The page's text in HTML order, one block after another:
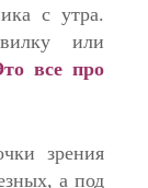
с утра.
или
все про
зрения
а под